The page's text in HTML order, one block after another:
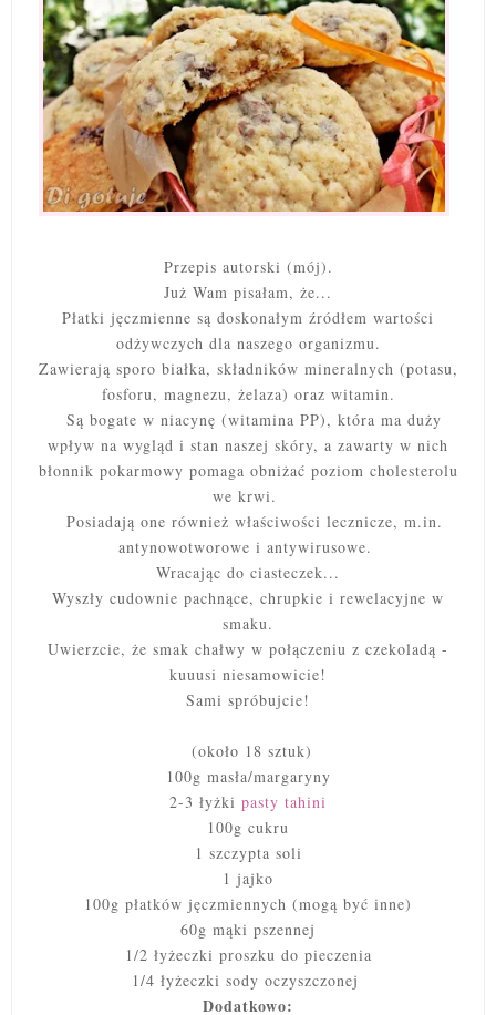
Przepis autorski (mój).
Już Wam pisałam, że...
Płatki jęczmienne są doskonałym źródłem wartości
odżywczych dla naszego organizmu.
Zawierają sporo białka, składników mineralnych (potasu,
fosforu, magnezu, żelaza) oraz witamin.
Są bogate w niacynę (witamina PP), która ma duży
wpływ na wygląd i stan naszej skóry, a zawarty w nich
błonnik pokarmowy pomaga obniżać poziom cholesterolu
we krwi.
Posiadają one również właściwości lecznicze, m.in.
antynowotworowe i antywirusowe.
Wracając do ciasteczek...
Wyszły cudownie pachnące, chrupkie i rewelacyjne w
smaku.
Uwierzcie, że smak chałwy w połączeniu z czekoladą -
kuuusi niesamowicie!
Sami spróbujcie!
(około 18 sztuk)
100g masła/margaryny
2-3 łyżki pasty tahini
100g cukru
1 szczypta soli
1 jajko
100g płatków jęczmiennych (mogą być inne)
60g mąki pszennej
1/2 łyżeczki proszku do pieczenia
1/4 łyżeczki sody oczyszczonej
Dodatkowo: